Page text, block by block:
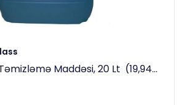
5.5
Maddəsi, 20 Lt (19,94
Tük Buraxmayan Bir Bezin